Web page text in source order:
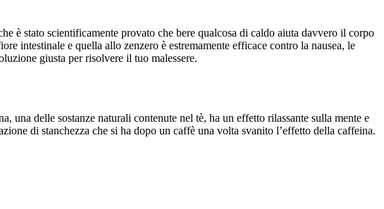
è stato scientificamente provato che bere qualcosa di caldo aiuta davvero il corpo
intestinale e quella allo zenzero è estremamente efficace contro la nausea, le
giusta per risolvere il tuo malessere.
una delle sostanze naturali contenute nel tè, ha un effetto rilassante sulla mente e
di stanchezza che si ha dopo un caffè una volta svanito l’effetto della caffeina.